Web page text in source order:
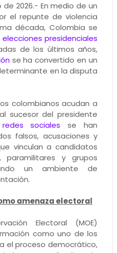
de 2026.- En medio de un
el repunte de violencia
década, Colombia se
elecciones presidenciales
de los últimos años,
se ha convertido en un
en la disputa
colombianos acudan a
sucesor del presidente
redes sociales se han
falsos, acusaciones y
vinculan a candidatos
paramilitares y grupos
un ambiente de
amenaza electoral
Electoral (MOE)
como uno de los
el proceso democrático,